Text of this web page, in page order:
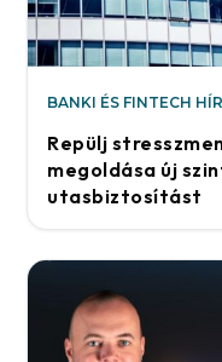
BANKI ÉS FINTECH
Repülj
megoldása új
utasbiztosítást